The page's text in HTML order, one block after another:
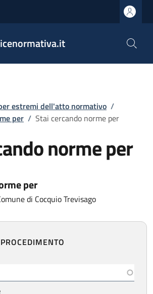
pane
estremi dell'atto normativo /
per / Stai cercando norme per
norme per
per
di Cocquio Trevisago